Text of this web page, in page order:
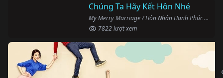
Chúng Ta Hãy Kết Hôn Nhé
My Merry Marriage / Hôn Nhân Hạnh Phúc (2024)
7822 lượt xem